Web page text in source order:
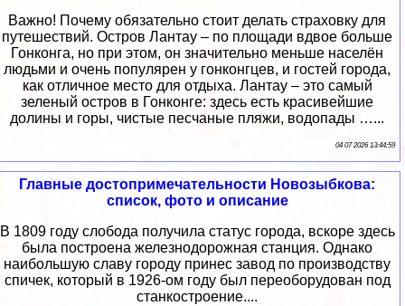
Важно! Почему обязательно стоит делать страховку для
путешествий. Остров Лантау – по площади вдвое больше
Гонконга, но при этом, он значительно меньше населён
людьми и очень популярен у гонконгцев, и гостей города,
как отличное место для отдыха. Лантау – это самый
зеленый остров в Гонконге: здесь есть красивейшие
долины и горы, чистые песчаные пляжи, водопады …...
04 07 2026 13:44:59
Главные достопримечательности Новозыбкова:
список, фото и описание
В 1809 году слобода получила статус города, вскоре здесь
была построена железнодорожная станция. Однако
наибольшую славу городу принес завод по производству
спичек, который в 1926-ом году был переоборудован под
станкостроение....